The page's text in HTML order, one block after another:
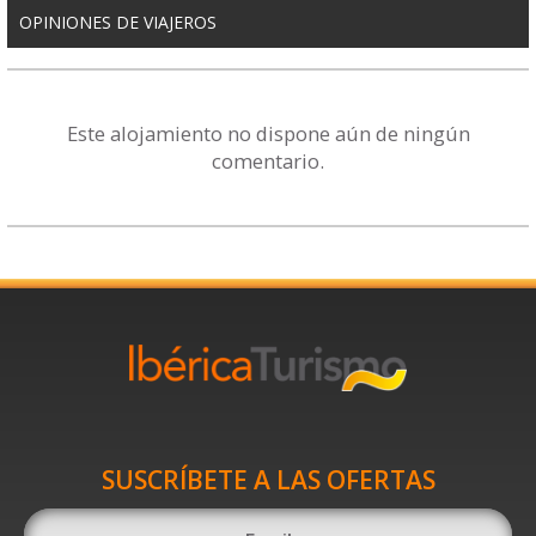
OPINIONES DE VIAJEROS
Este alojamiento no dispone aún de ningún
comentario.
SUSCRÍBETE A LAS OFERTAS